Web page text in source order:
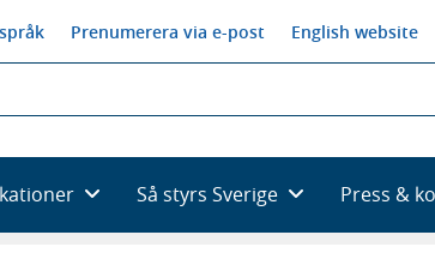
Prenumerera via e-post English website
Så styrs Sverige Press &